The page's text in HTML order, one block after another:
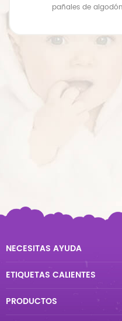
pañales de
NECESITAS AYUDA
ETIQUETAS CALIENTES
PRODUCTOS